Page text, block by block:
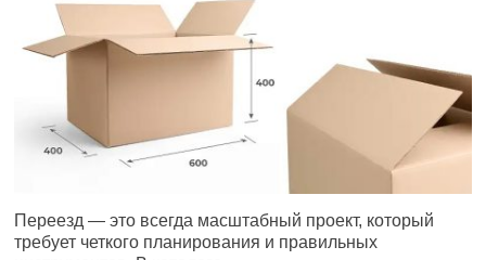
Переезд — это всегда масштабный проект, который
требует четкого планирования и правильных